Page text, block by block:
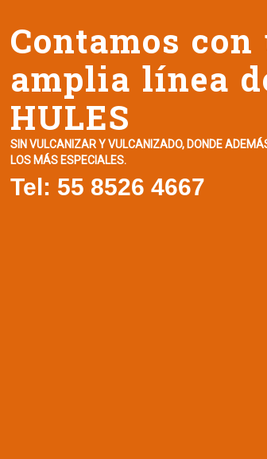
Contamos con
amplia línea
HULES
SIN VULCANIZAR Y VULCANIZADO, DONDE
LOS MÁS ESPECIALES.
Tel: 55 8526 4667